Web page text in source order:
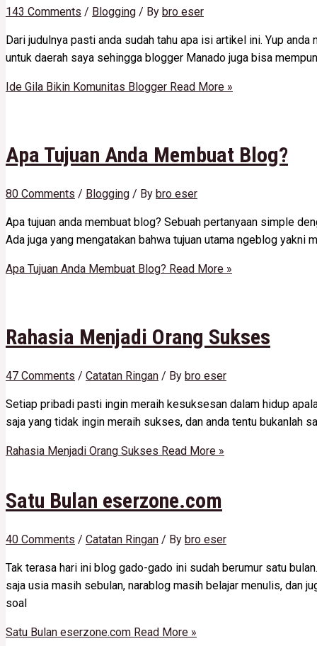
143 Comments / Blogging / By bro eser
Dari judulnya pasti anda sudah tahu apa isi artikel ini. Yup
untuk daerah saya sehingga blogger Manado juga bisa
Ide Gila Bikin Komunitas Blogger Read More »
Apa Tujuan Anda Membuat Blog?
80 Comments / Blogging / By bro eser
Apa tujuan anda membuat blog? Sebuah pertanyaan simple
Ada juga yang mengatakan bahwa tujuan utama ngeblog
Apa Tujuan Anda Membuat Blog? Read More »
Rahasia Menjadi Orang Sukses
47 Comments / Catatan Ringan / By bro eser
Setiap pribadi pasti ingin meraih kesuksesan dalam hidup
saja yang tidak ingin meraih sukses, dan anda tentu bukanlah
Rahasia Menjadi Orang Sukses Read More »
Satu Bulan eserzone.com
40 Comments / Catatan Ringan / By bro eser
Tak terasa hari ini blog gado-gado ini sudah berumur satu
saja usia masih sebulan, narablog masih belajar menulis, dan
soal
Satu Bulan eserzone.com Read More »